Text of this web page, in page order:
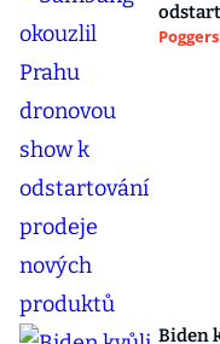
Poggers
Biden